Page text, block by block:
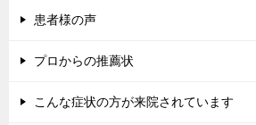
患者様の声
プロからの推薦状
こんな症状の方が来院されています